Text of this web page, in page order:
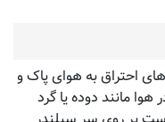
احتراق به هوای پاک و
هوا مانند دوده یا گرد